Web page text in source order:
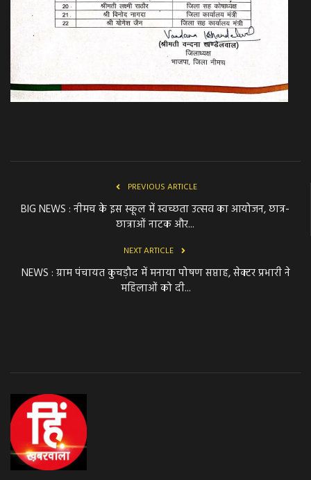
PREVIOUS ARTICLE
BIG NEWS : नीमच के इस स्कूल में स्वच्छता उत्सव का आयोजन, छात्र-
छात्राओं नाटक और...
NEXT ARTICLE
NEWS : ग्राम पंचायत कुचड़ौद में मनाया पोषण सप्ताह, सेक्टर प्रभारी ने
महिलाओं को दी...